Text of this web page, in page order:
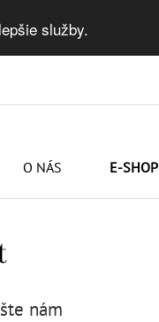
služby.
O NÁS E-SHOP
nám